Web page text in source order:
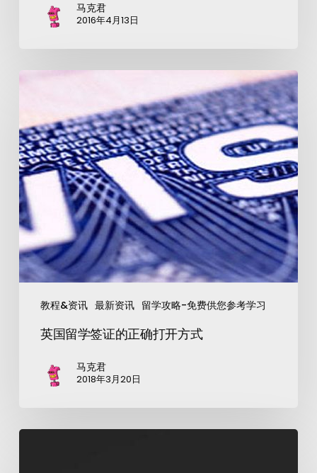
马克君
2016年4月13日
教程&资讯 最新资讯 留学攻略-免费供您参考学习
英国留学签证的正确打开方式
马克君
2018年3月20日